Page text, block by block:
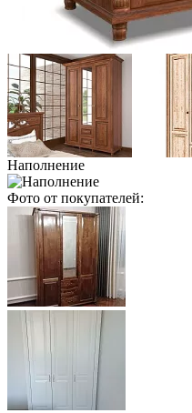
Наполнение
Фото от покупателей: